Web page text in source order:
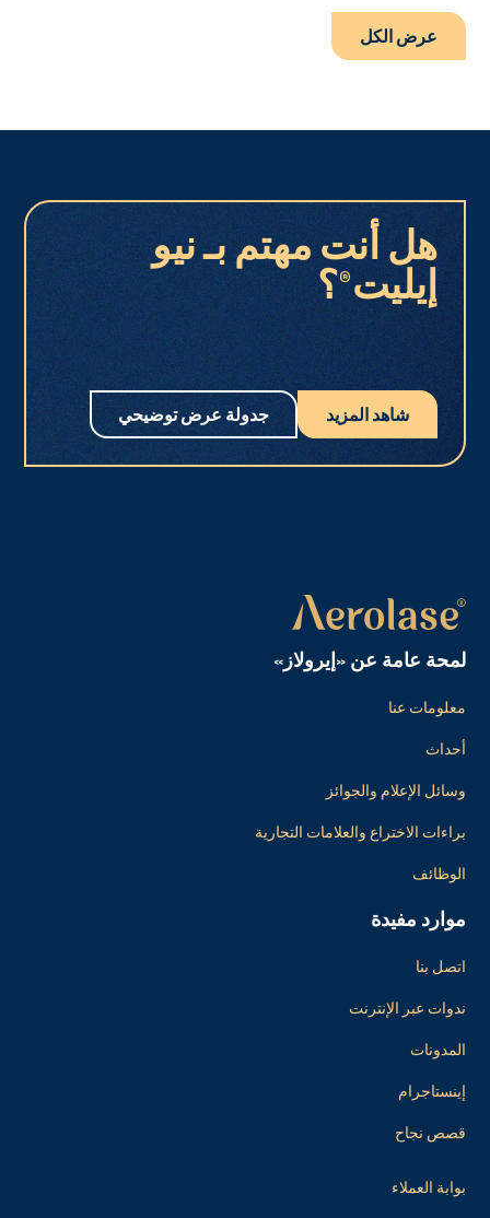
عرض الكل
هل أنت مهتم بـ نيو
إيليت®؟
شاهد المزيد جدولة عرض توضيحي
لمحة عامة عن «إيرولاز»
معلومات عنا
أحداث
وسائل الإعلام والجوائز
براءات الاختراع والعلامات التجارية
الوظائف
موارد مفيدة
اتصل بنا
ندوات عبر الإنترنت
المدونات
إينستاجرام
قصص نجاح
بوابة العملاء